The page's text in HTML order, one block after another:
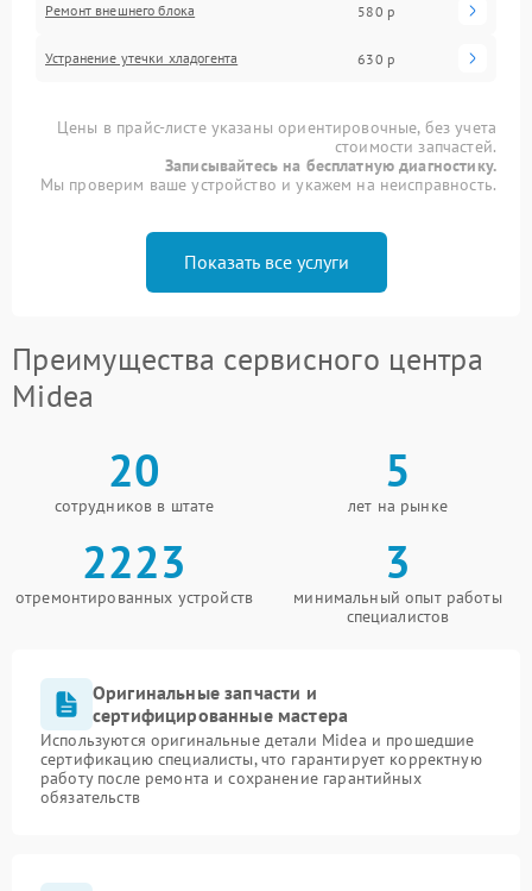
Ремонт внешнего блока 580 р
Устранение утечки хладогента 630 р
Цены в прайс-листе указаны ориентировочные, без учета
стоимости запчастей.
Записывайтесь на бесплатную диагностику.
Мы проверим ваше устройство и укажем на неисправность.
Показать все услуги
Преимущества сервисного центра
Midea
20
сотрудников в штате
5
лет на рынке
2223
отремонтированных устройств
3
минимальный опыт работы
специалистов
Оригинальные запчасти и
сертифицированные мастера
Используются оригинальные детали Midea и прошедшие
сертификацию специалисты, что гарантирует корректную
работу после ремонта и сохранение гарантийных
обязательств